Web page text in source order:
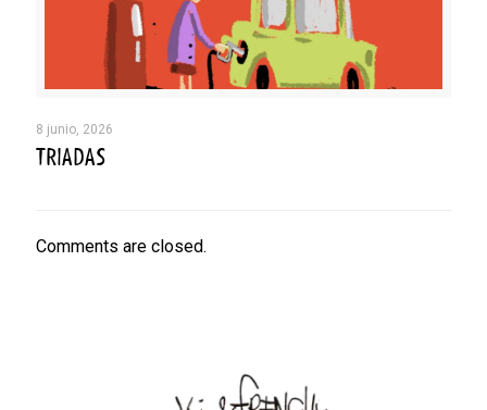
8 junio, 2026
TRIADAS
Comments are closed.